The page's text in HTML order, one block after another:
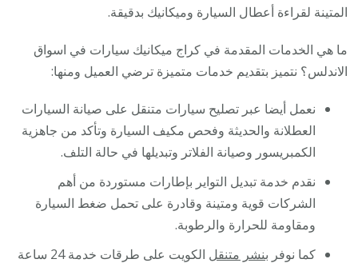
المتينة لقراءة أعطال السيارة وميكانيك بدقيقة.
ما هي الخدمات المقدمة في كراج ميكانيك سيارات في اسواق
الاندلس؟ نتميز بتقديم خدمات متميزة ترضي العميل ومنها:
نعمل أيضا عبر تصليح سيارات متنقل على صيانة السيارات
العطلانة والحديثة وفحص مكيف السيارة وتأكد من جاهزية
الكمبريسور وصيانة الفلاتر وتبديلها في حالة التلف.
نقدم خدمة تبديل التواير بإطارات مستوردة من أهم
الشركات قوية ومتينة وقادرة على تحمل ضغط السيارة
ومقاومة للحرارة والرطوبة.
كما نوفر بنشر متنقل
الكويت على طرقات خدمة 24 ساعة